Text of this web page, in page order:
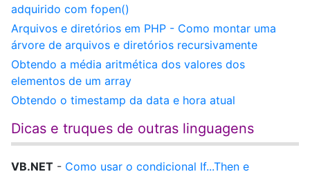
adquirido com fopen()
Arquivos e diretórios em PHP - Como montar uma
árvore de arquivos e diretórios recursivamente
Obtendo a média aritmética dos valores dos
elementos de um array
Obtendo o timestamp da data e hora atual
Dicas e truques de outras linguagens
VB.NET - Como usar o condicional If...Then e